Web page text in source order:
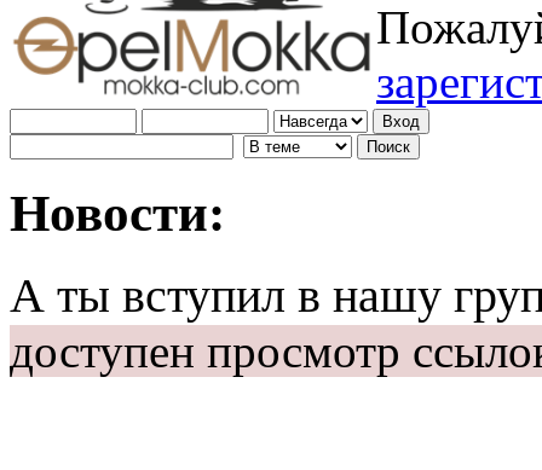
Новости:
А ты вступил в нашу
доступен просмотр